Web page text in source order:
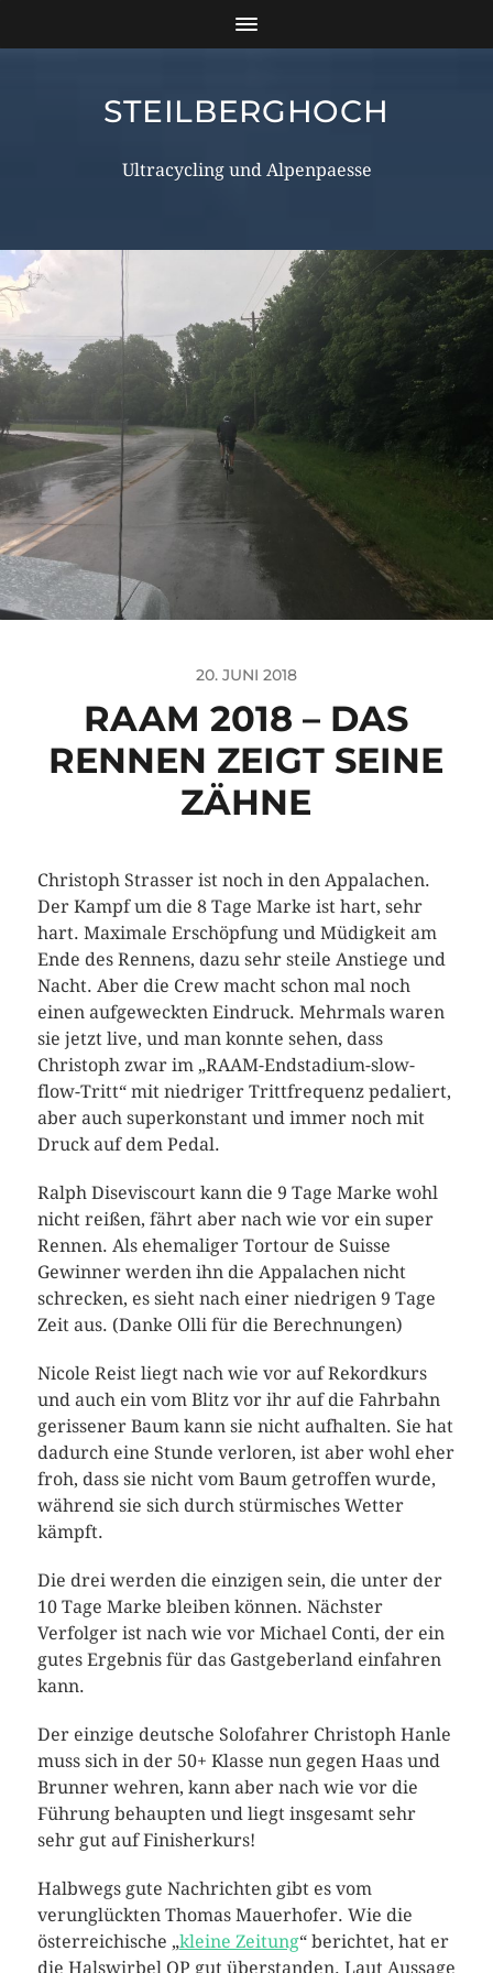
STEILBERGHOCH
Ultracycling und Alpenpaesse
20. JUNI 2018
RAAM 2018 – DAS
RENNEN ZEIGT SEINE
ZÄHNE
Christoph Strasser ist noch in den Appalachen.
Der Kampf um die 8 Tage Marke ist hart, sehr
hart. Maximale Erschöpfung und Müdigkeit am
Ende des Rennens, dazu sehr steile Anstiege und
Nacht. Aber die Crew macht schon mal noch
einen aufgeweckten Eindruck. Mehrmals waren
sie jetzt live, und man konnte sehen, dass
Christoph zwar im „RAAM-Endstadium-slow-
flow-Tritt“ mit niedriger Trittfrequenz pedaliert,
aber auch superkonstant und immer noch mit
Druck auf dem Pedal.
Ralph Diseviscourt kann die 9 Tage Marke wohl
nicht reißen, fährt aber nach wie vor ein super
Rennen. Als ehemaliger Tortour de Suisse
Gewinner werden ihn die Appalachen nicht
schrecken, es sieht nach einer niedrigen 9 Tage
Zeit aus. (Danke Olli für die Berechnungen)
Nicole Reist liegt nach wie vor auf Rekordkurs
und auch ein vom Blitz vor ihr auf die Fahrbahn
gerissener Baum kann sie nicht aufhalten. Sie hat
dadurch eine Stunde verloren, ist aber wohl eher
froh, dass sie nicht vom Baum getroffen wurde,
während sie sich durch stürmisches Wetter
kämpft.
Die drei werden die einzigen sein, die unter der
10 Tage Marke bleiben können. Nächster
Verfolger ist nach wie vor Michael Conti, der ein
gutes Ergebnis für das Gastgeberland einfahren
kann.
Der einzige deutsche Solofahrer Christoph Hanle
muss sich in der 50+ Klasse nun gegen Haas und
Brunner wehren, kann aber nach wie vor die
Führung behaupten und liegt insgesamt sehr
sehr gut auf Finisherkurs!
Halbwegs gute Nachrichten gibt es vom
verunglückten Thomas Mauerhofer. Wie die
österreichische „kleine Zeitung“ berichtet, hat er
die Halswirbel OP gut überstanden. Laut Aussage